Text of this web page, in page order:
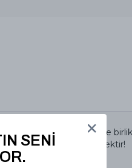
İncelediğiniz ürün ile
sepetinize eklenecektir!
SENİ